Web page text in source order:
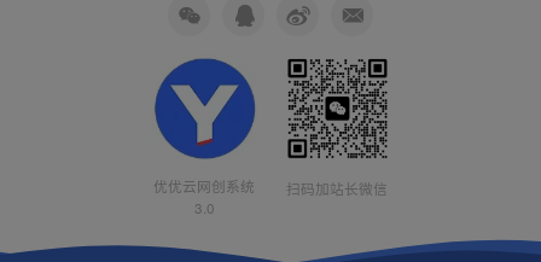
优优云网创系统
3.0
扫码加站长微信